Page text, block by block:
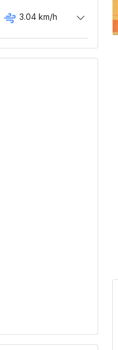
3.04 km/h